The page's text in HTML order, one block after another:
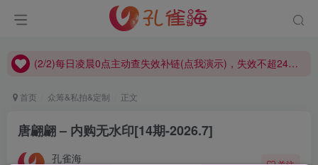
(2/2)每日凌晨0点主动查失效补链(点我演示)，失效不超24小时，
(2/2)每日凌晨0点主动查失效补链(点我演示)，失效不超24小时，
首页 众筹&私拍&定制 正文
唐翩翩 – 内购无水印[14期-2026.7]
孔雀海